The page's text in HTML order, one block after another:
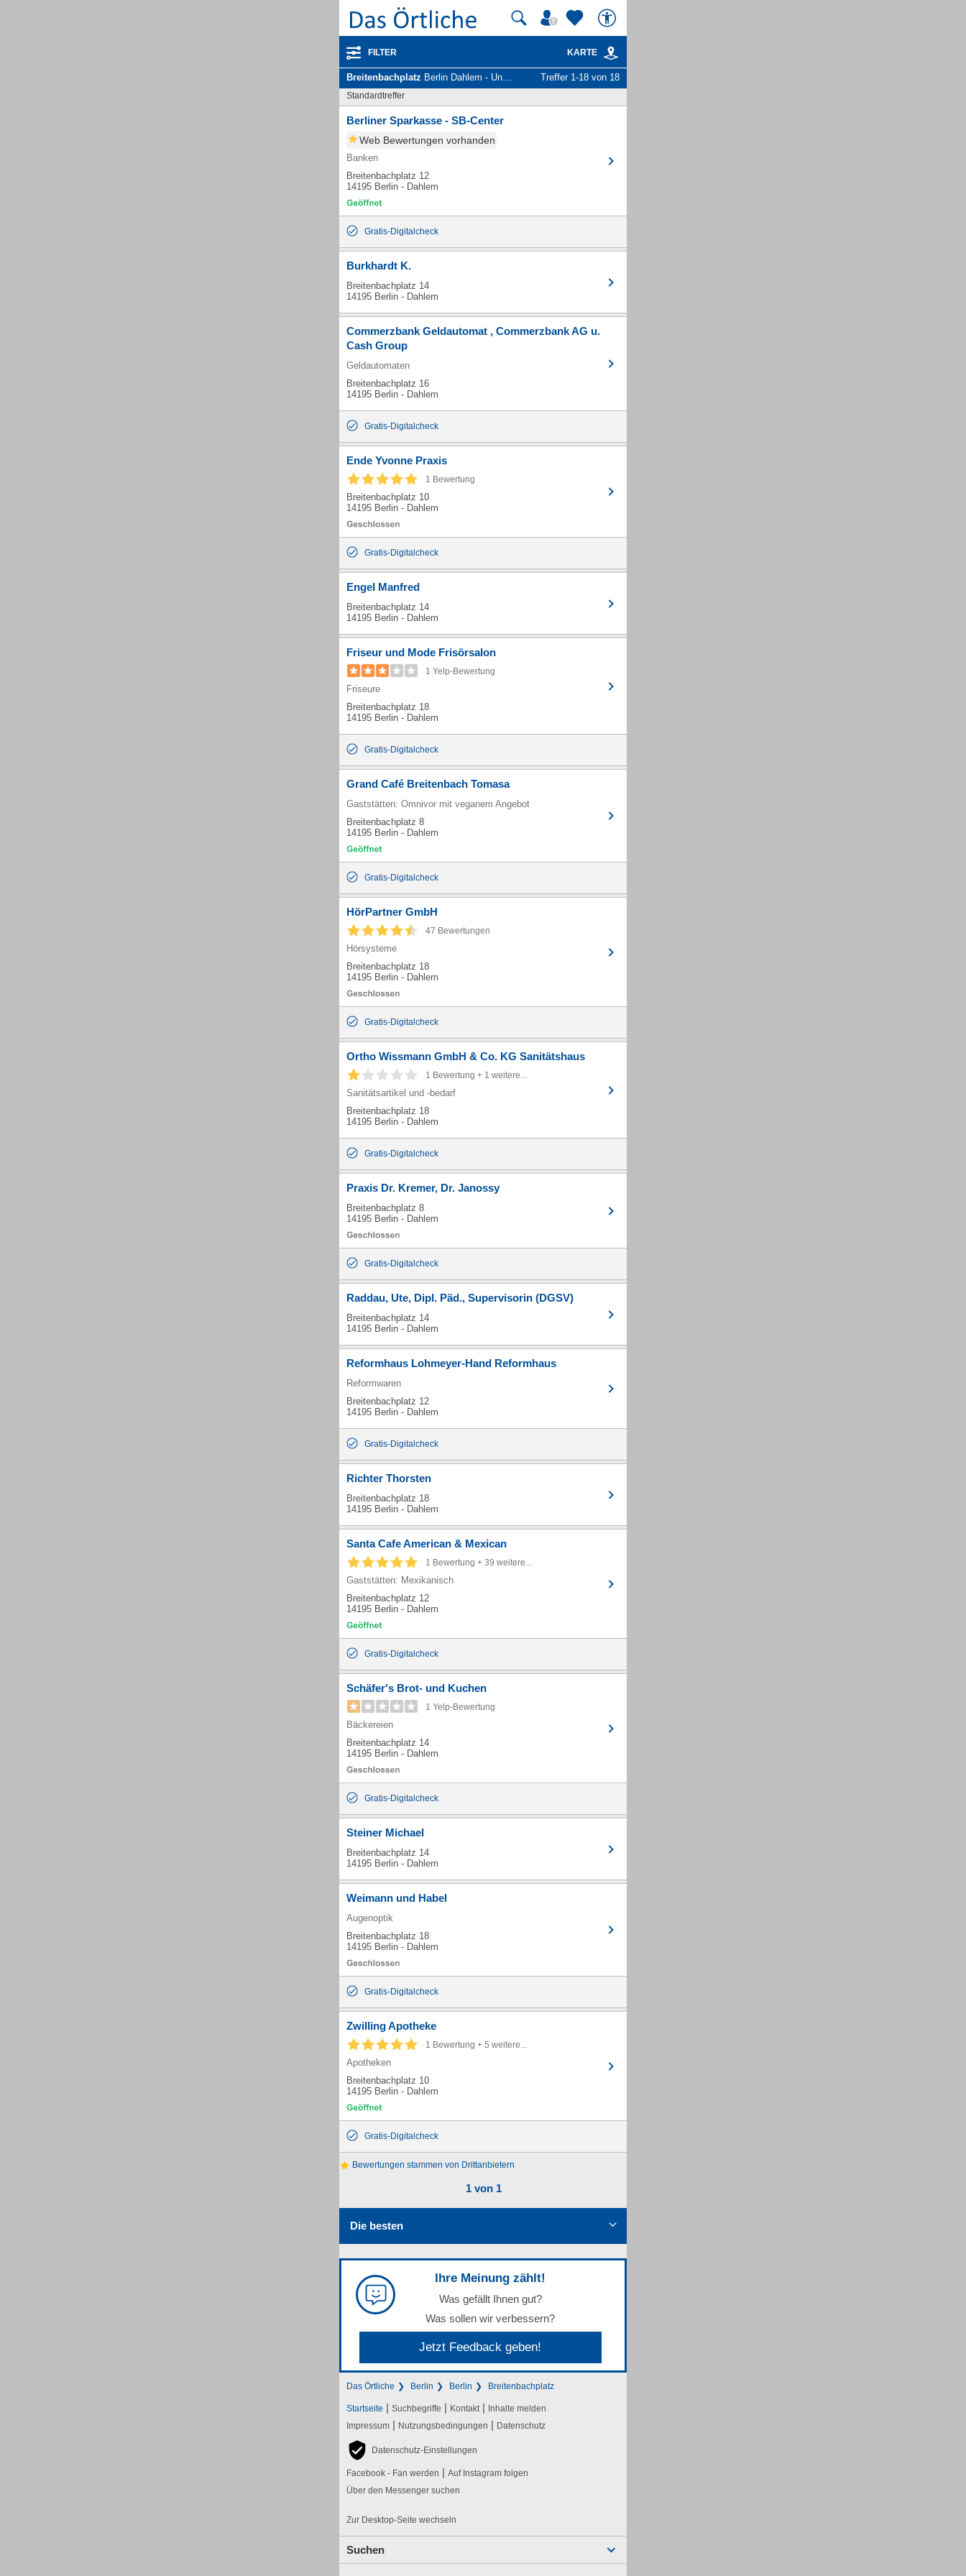
FILTER KARTE
Breitenbachplatz Berlin Dahlem - Unternehmen und Personen Treffer 1-18 von 18
Standardtreffer
Berliner Sparkasse - SB-Center
Web Bewertungen vorhanden
Banken
Breitenbachplatz 12
14195 Berlin - Dahlem
Gratis-Digitalcheck
Burkhardt K.
Breitenbachplatz 14
14195 Berlin - Dahlem
Commerzbank Geldautomat , Commerzbank AG u.
Cash Group
Geldautomaten
Breitenbachplatz 16
14195 Berlin - Dahlem
Gratis-Digitalcheck
Ende Yvonne Praxis
1 Bewertung
Breitenbachplatz 10
14195 Berlin - Dahlem
Gratis-Digitalcheck
Engel Manfred
Breitenbachplatz 14
14195 Berlin - Dahlem
Friseur und Mode Frisörsalon
1 Yelp-Bewertung
Friseure
Breitenbachplatz 18
14195 Berlin - Dahlem
Gratis-Digitalcheck
Grand Café Breitenbach Tomasa
Gaststätten: Omnivor mit veganem Angebot
Breitenbachplatz 8
14195 Berlin - Dahlem
Gratis-Digitalcheck
HörPartner GmbH
47 Bewertungen
Hörsysteme
Breitenbachplatz 18
14195 Berlin - Dahlem
Gratis-Digitalcheck
Ortho Wissmann GmbH & Co. KG Sanitätshaus
1 Bewertung + 1 weitere...
Sanitätsartikel und -bedarf
Breitenbachplatz 18
14195 Berlin - Dahlem
Gratis-Digitalcheck
Praxis Dr. Kremer, Dr. Janossy
Breitenbachplatz 8
14195 Berlin - Dahlem
Gratis-Digitalcheck
Raddau, Ute, Dipl. Päd., Supervisorin (DGSV)
Breitenbachplatz 14
14195 Berlin - Dahlem
Reformhaus Lohmeyer-Hand Reformhaus
Reformwaren
Breitenbachplatz 12
14195 Berlin - Dahlem
Gratis-Digitalcheck
Richter Thorsten
Breitenbachplatz 18
14195 Berlin - Dahlem
Santa Cafe American & Mexican
1 Bewertung + 39 weitere...
Gaststätten: Mexikanisch
Breitenbachplatz 12
14195 Berlin - Dahlem
Gratis-Digitalcheck
Schäfer's Brot- und Kuchen
1 Yelp-Bewertung
Bäckereien
Breitenbachplatz 14
14195 Berlin - Dahlem
Gratis-Digitalcheck
Steiner Michael
Breitenbachplatz 14
14195 Berlin - Dahlem
Weimann und Habel
Augenoptik
Breitenbachplatz 18
14195 Berlin - Dahlem
Gratis-Digitalcheck
Zwilling Apotheke
1 Bewertung + 5 weitere...
Apotheken
Breitenbachplatz 10
14195 Berlin - Dahlem
Gratis-Digitalcheck
Bewertungen stammen von Drittanbietern
1 von 1
Die besten
Ihre Meinung zählt!
Was gefällt Ihnen gut?
Was sollen wir verbessern?
Jetzt Feedback geben!
Das Örtliche Berlin Berlin Breitenbachplatz
Startseite | Suchbegriffe | Kontakt | Inhalte melden
Impressum | Nutzungsbedingungen | Datenschutz
Datenschutz-Einstellungen
Facebook - Fan werden | Auf Instagram folgen
Über den Messenger suchen
Zur Desktop-Seite wechseln
Suchen